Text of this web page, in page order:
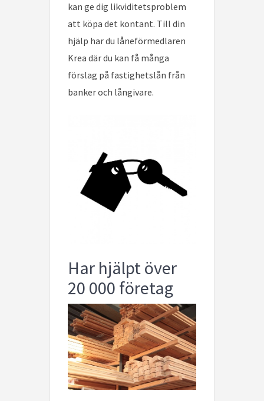
kan ge dig likviditetsproblem
att köpa det kontant. Till din
hjälp har du låneförmedlaren
Krea där du kan få många
förslag på fastighetslån från
banker och långivare.
Har hjälpt över
20 000 företag